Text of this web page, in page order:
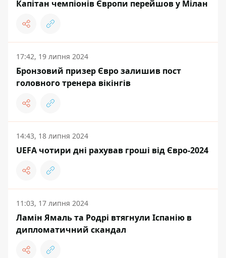
Капітан чемпіонів Європи перейшов у Мілан
17:42, 19 липня 2024
Бронзовий призер Євро залишив пост
головного тренера вікінгів
14:43, 18 липня 2024
UEFA чотири дні рахував гроші від Євро-2024
11:03, 17 липня 2024
Ламін Ямаль та Родрі втягнули Іспанію в
дипломатичний скандал